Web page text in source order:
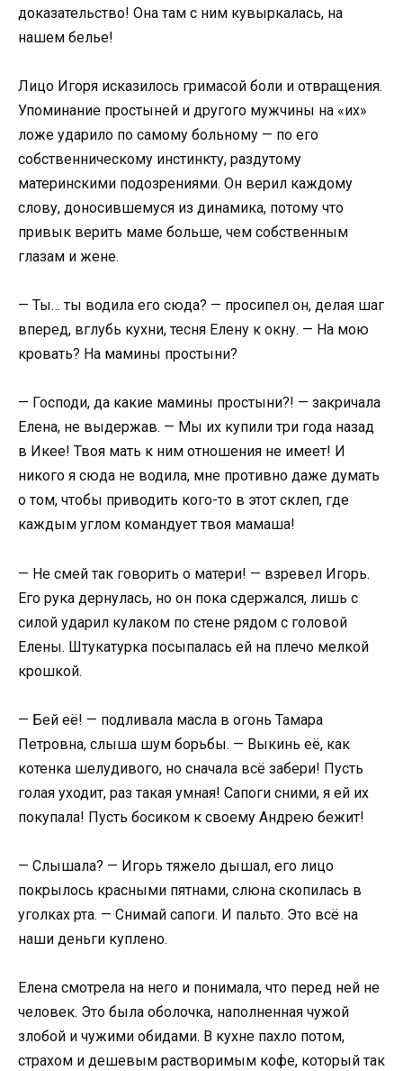
доказательство! Она там с ним кувыркалась, на
нашем белье!
Лицо Игоря исказилось гримасой боли и отвращения.
Упоминание простыней и другого мужчины на «их»
ложе ударило по самому больному — по его
собственническому инстинкту, раздутому
материнскими подозрениями. Он верил каждому
слову, доносившемуся из динамика, потому что
привык верить маме больше, чем собственным
глазам и жене.
— Ты… ты водила его сюда? — просипел он, делая шаг
вперед, вглубь кухни, тесня Елену к окну. — На мою
кровать? На мамины простыни?
— Господи, да какие мамины простыни?! — закричала
Елена, не выдержав. — Мы их купили три года назад
в Икее! Твоя мать к ним отношения не имеет! И
никого я сюда не водила, мне противно даже думать
о том, чтобы приводить кого-то в этот склеп, где
каждым углом командует твоя мамаша!
— Не смей так говорить о матери! — взревел Игорь.
Его рука дернулась, но он пока сдержался, лишь с
силой ударил кулаком по стене рядом с головой
Елены. Штукатурка посыпалась ей на плечо мелкой
крошкой.
— Бей её! — подливала масла в огонь Тамара
Петровна, слыша шум борьбы. — Выкинь её, как
котенка шелудивого, но сначала всё забери! Пусть
голая уходит, раз такая умная! Сапоги сними, я ей их
покупала! Пусть босиком к своему Андрею бежит!
— Слышала? — Игорь тяжело дышал, его лицо
покрылось красными пятнами, слюна скопилась в
уголках рта. — Снимай сапоги. И пальто. Это всё на
наши деньги куплено.
Елена смотрела на него и понимала, что перед ней не
человек. Это была оболочка, наполненная чужой
злобой и чужими обидами. В кухне пахло потом,
страхом и дешевым растворимым кофе, который так